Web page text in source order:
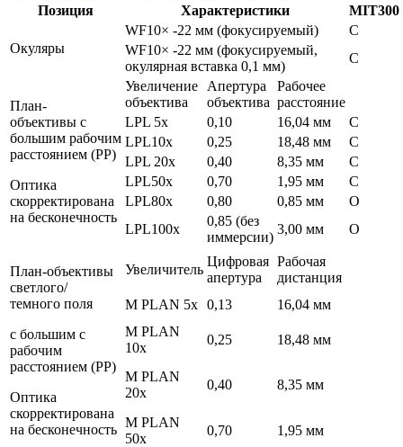
Позиция
Характеристики MIT300
Окуляры
WF10× -22 мм (фокусируемый)
С
WF10× -22 мм (фокусируемый,
окулярная вставка 0,1 мм)
С
План-
объективы с
большим рабочим
расстоянием (РР)
Оптика
скорректирована
на бесконечность
Увеличение
объектива
Апертура
объектива
Рабочее
расстояние
LPL 5х
0,10 16,04 мм
С
LPL10х
0,25 18,48 мм
С
LPL 20х
0,40 8,35 мм
С
LPL50х
0,70 1,95 мм
С
LPL80х
0,80 0,85 мм
О
LPL100х
0,85 (без
иммерсии)
3,00 мм О
План-объективы
светлого/
темного поля
с большим с
рабочим
расстоянием (РР)
Оптика
скорректирована
на бесконечность
Увеличитель
Цифровая
апертура
Рабочая
дистанция
M PLAN 5х 0,13
16,04 мм
M PLAN
10х
0,25 18,48 мм
M PLAN
20х
0,40 8,35 мм
M PLAN
50х
0,70 1,95 мм